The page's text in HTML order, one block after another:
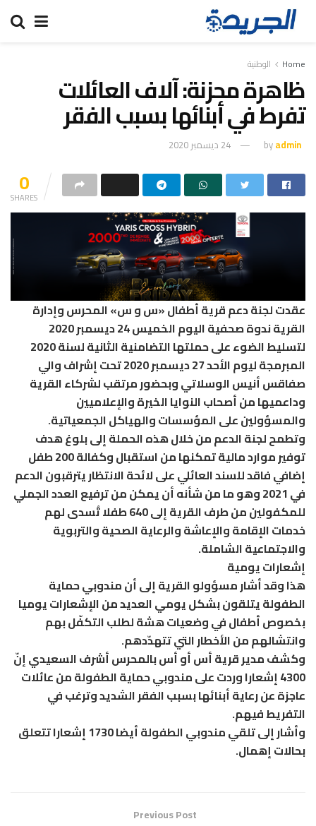
Home الوطنية
ظاهرة محزنة: آلاف العائلات
تفرط في أبنائها بسبب الفقر
byadmin 24 ديسمبر 2020
0
SHARES
عقدت لجنة دعم قرية أطفال «س و س» المحرس وإدارة
القرية ندوة صحفية اليوم الخميس 24 ديسمبر 2020
لتسليط الضوء على حملتها التضامنية الثانية لسنة 2020
المبرمجة ليوم الأحد 27 ديسمبر 2020 تحت إشراف والي
صفاقس أنيس الوسلاتي وبحضور مرتقب لشركاء القرية
وداعميها من أصحاب النوايا الخيرة والإعلاميين
والمسؤولين على المؤسسات والهياكل الجمعياتية.
وتطمح لجنة الدعم من خلال هذه الحملة إلى بلوغ هدف
توفير موارد مالية تمكنها من استقبال وكفالة 200 طفل
إضافي فاقد للسند العائلي على لائحة الانتظار يترقبون الدعم
في 2021 وهو ما من شأنه أن يمكن من ترفيع العدد الجملي
للمكفولين من طرف القرية إلى 640 طفلا تُسدى لهم
خدمات الإقامة والإعاشة والرعاية الصحية والتربوية
والاجتماعية الشاملة.
إشعارات يومية
هذا وقد أشار مسؤولو القرية إلى أن مندوبي حماية
الطفولة يتلقون بشكل يومي العديد من الإشعارات يوميا
بخصوص أطفال في وضعيات هشة لطلب التكفّل بهم
وانتشالهم من الأخطار التي تتهدّدهم.
وكشف مدير قرية أس أو أس بالمحرس أشرف السعيدي إنّ
4300 إشعارا وردت على مندوبي حماية الطفولة من عائلات
عاجزة عن رعاية أبنائها بسبب الفقر الشديد وترغب في
التفريط فيهم.
وأشار إلى تلقي مندوبي الطفولة أيضا 1730 إشعارا تتعلق
بحالات إهمال.
Previous Post